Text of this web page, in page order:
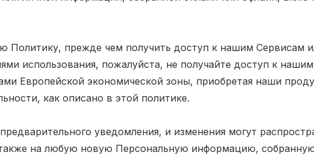
прежде чем получить доступ к нашим Сервисам
использования, пожалуйста, не получайте доступ к
Европейской экономической зоны, приобретая наши
как описано в этой политике.
уведомления, и изменения могут
на любую новую Персональную информацию, собранную